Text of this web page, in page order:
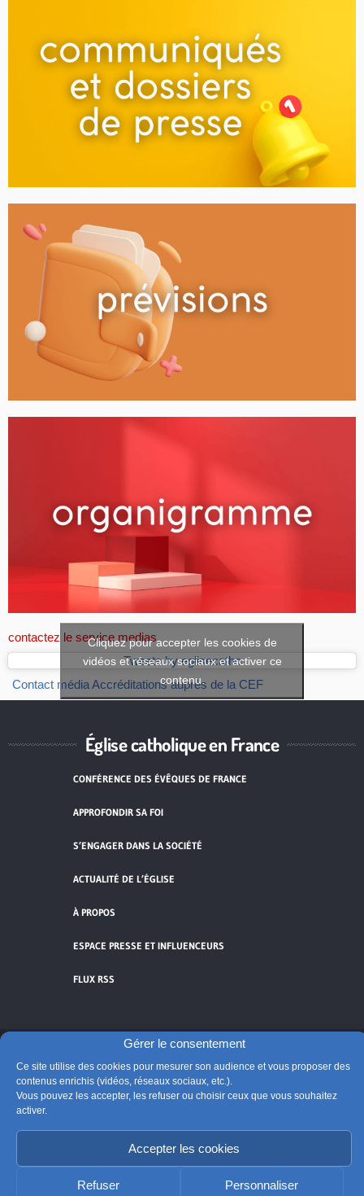
Gérer le consentement
Ce site utilise des cookies pour mesurer son audience et vous proposer des
contenus enrichis (vidéos, réseaux sociaux, etc.).
Vous pouvez les accepter, les refuser ou choisir ceux que vous souhaitez
activer.
Accepter les cookies
Refuser Personnaliser
contactez le service medias
Tweets by eglisecatho
Cliquez pour accepter les cookies de
vidéos et réseaux sociaux et activer ce
contenu.
Contact médiaAccréditations auprès de la CEF
Église catholique en France
CONFÉRENCE DES ÉVÊQUES DE FRANCE
APPROFONDIR SA FOI
S’ENGAGER DANS LA SOCIÉTÉ
ACTUALITÉ DE L’ÉGLISE
À PROPOS
ESPACE PRESSE ET INFLUENCEURS
FLUX RSS
Cliquez pour accepter les cookies de
vidéos et réseaux sociaux et activer ce
contenu.
© Église catholique en France